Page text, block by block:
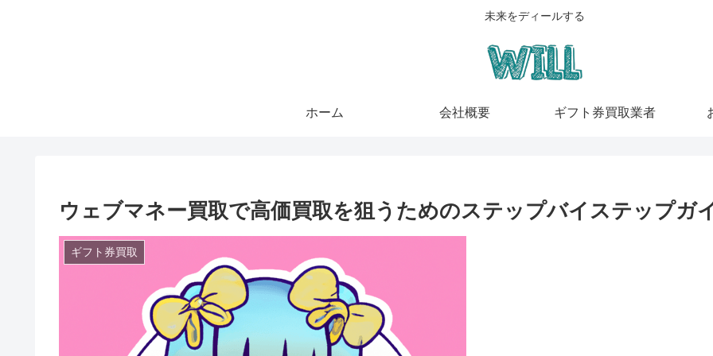
未来をディールする
ホーム 会社概要 ギフト券買取業者
ウェブマネー買取で高価買取を狙うためのステップバイステップガ
ギフト券買取